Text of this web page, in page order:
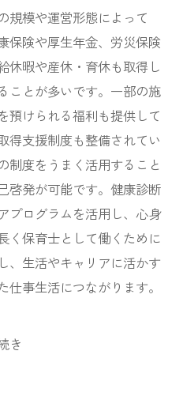
規模や運営形態によって
保険や厚生年金、労災保険
休暇や産休・育休も取得し
ことが多いです。一部の施
預けられる福利も提供して
得支援制度も整備されてい
制度をうまく活用すること
啓発が可能です。健康診断
プログラムを活用し、心身
く保育士として働くために
、生活やキャリアに活かす
事生活につながります。
き